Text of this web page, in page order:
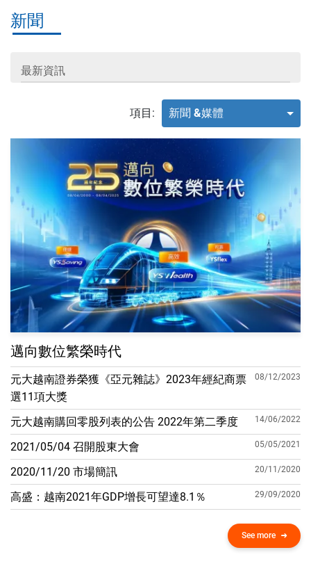
新聞
最新資訊
項目: 新聞 &媒體
邁向數位繁榮時代
元大越南證券榮獲《亞元雜誌》2023年經紀商票
選11項大獎
08/12/2023
元大越南購回零股列表的公告 2022年第二季度 14/06/2022
2021/05/04 召開股東大會 05/05/2021
2020/11/20 市場簡訊 20/11/2020
高盛：越南2021年GDP增​​長可望達8.1％ 29/09/2020
See more